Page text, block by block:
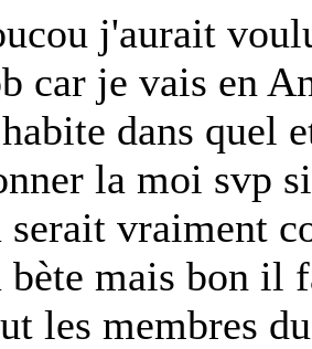
j'aurait
car je vais en
dans quel
la moi svp
serait vraiment
bète mais bon il
les membres